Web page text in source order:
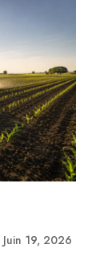
Juin 19, 2026